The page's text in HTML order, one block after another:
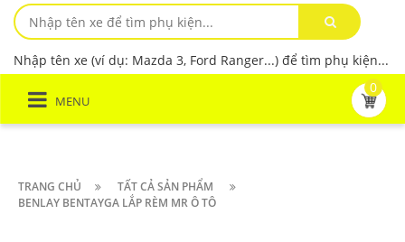
Nhập tên xe (ví dụ: Mazda 3, Ford Ranger...) để tìm phụ kiện...
MENU
0
TRANG CHỦ
TẤT CẢ SẢN PHẨM
BENLAY BENTAYGA LẮP RÈM MR Ô TÔ